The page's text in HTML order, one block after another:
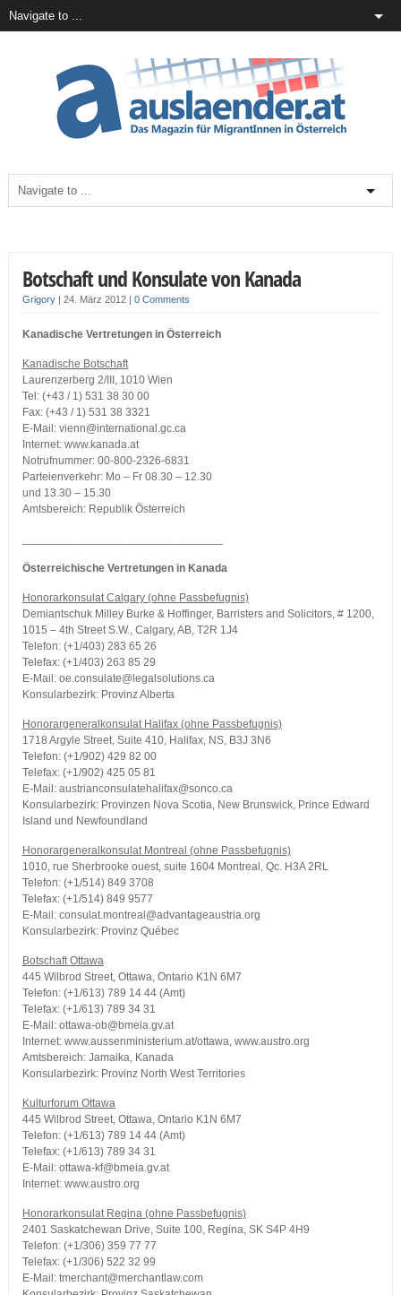
Botschaft und Konsulate von Kanada
Grigory| 24. März 2012 | 0 Comments
Kanadische Vertretungen in Österreich
Kanadische Botschaft
Laurenzerberg 2/III, 1010 Wien
Tel: (+43 / 1) 531 38 30 00
Fax: (+43 / 1) 531 38 3321
E-Mail: vienn@international.gc.ca
Internet: www.kanada.at
Notrufnummer: 00-800-2326-6831
Parteienverkehr: Mo – Fr 08.30 – 12.30
und 13.30 – 15.30
Amtsbereich: Republik Österreich
Österreichische Vertretungen in Kanada
Honorarkonsulat Calgary (ohne Passbefugnis)
Demiantschuk Milley Burke & Hoffinger, Barristers and Solicitors, # 1200,
1015 – 4th Street S.W., Calgary, AB, T2R 1J4
Telefon: (+1/403) 283 65 26
Telefax: (+1/403) 263 85 29
E-Mail: oe.consulate@legalsolutions.ca
Konsularbezirk: Provinz Alberta
Honorargeneralkonsulat Halifax (ohne Passbefugnis)
1718 Argyle Street, Suite 410, Halifax, NS, B3J 3N6
Telefon: (+1/902) 429 82 00
Telefax: (+1/902) 425 05 81
E-Mail: austrianconsulatehalifax@sonco.ca
Konsularbezirk: Provinzen Nova Scotia, New Brunswick, Prince Edward
Island und Newfoundland
Honorargeneralkonsulat Montreal (ohne Passbefugnis)
1010, rue Sherbrooke ouest, suite 1604 Montreal, Qc. H3A 2RL
Telefon: (+1/514) 849 3708
Telefax: (+1/514) 849 9577
E-Mail: consulat.montreal@advantageaustria.org
Konsularbezirk: Provinz Québec
Botschaft Ottawa
445 Wilbrod Street, Ottawa, Ontario K1N 6M7
Telefon: (+1/613) 789 14 44 (Amt)
Telefax: (+1/613) 789 34 31
E-Mail: ottawa-ob@bmeia.gv.at
Internet: www.aussenministerium.at/ottawa, www.austro.org
Amtsbereich: Jamaika, Kanada
Konsularbezirk: Provinz North West Territories
Kulturforum Ottawa
445 Wilbrod Street, Ottawa, Ontario K1N 6M7
Telefon: (+1/613) 789 14 44 (Amt)
Telefax: (+1/613) 789 34 31
E-Mail: ottawa-kf@bmeia.gv.at
Internet: www.austro.org
Honorarkonsulat Regina (ohne Passbefugnis)
2401 Saskatchewan Drive, Suite 100, Regina, SK S4P 4H9
Telefon: (+1/306) 359 77 77
Telefax: (+1/306) 522 32 99
E-Mail: tmerchant@merchantlaw.com